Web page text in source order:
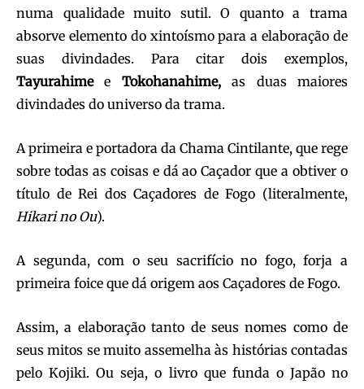
numa qualidade muito sutil. O quanto a trama
absorve elemento do xintoísmo para a elaboração de
suas divindades. Para citar dois exemplos,
Tayurahimee Tokohanahime,as duas maiores
divindades do universo da trama.
A primeira e portadora da Chama Cintilante, que rege
sobre todas as coisas e dá ao Caçador que a obtiver o
título de Rei dos Caçadores de Fogo (literalmente,
Hikari no Ou).
A segunda, com o seu sacrifício no fogo, forja a
primeira foice que dá origem aos Caçadores de Fogo.
Assim, a elaboração tanto de seus nomes como de
seus mitos se muito assemelha às histórias contadas
pelo Kojiki. Ou seja, o livro que funda o Japão no